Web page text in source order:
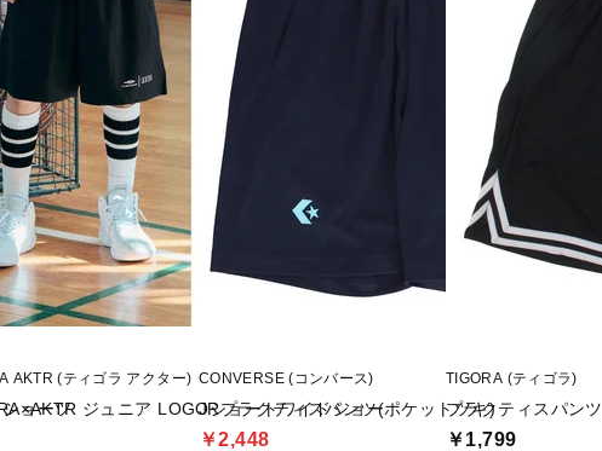
ショーツ
AKTR (ティゴラ アクター)
ジュニア LOGOショートワイドショー
CONVERSE (コンバース)
JRプラクティスパンツ(ポケットツキ)
￥2,448
TIGORA (ティゴラ)
プラクティスパンツ
￥1,799